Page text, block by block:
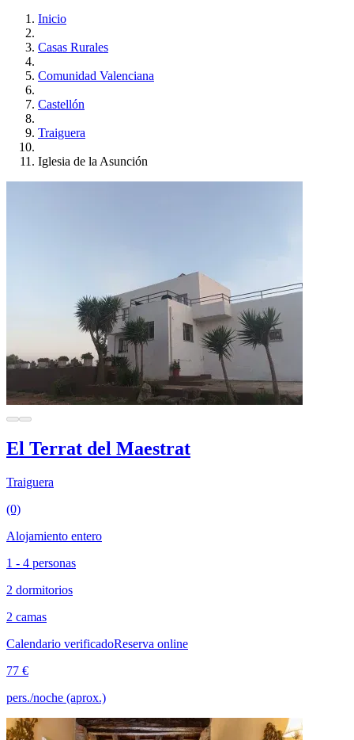
Inicio
Casas Rurales
Comunidad Valenciana
Castellón
Traiguera
Iglesia de la Asunción
El Terrat del Maestrat
Traiguera
(0)
Alojamiento entero
1 - 4 personas
2 dormitorios
2 camas
Calendario verificadoReserva online
77 €
pers./noche (aprox.)